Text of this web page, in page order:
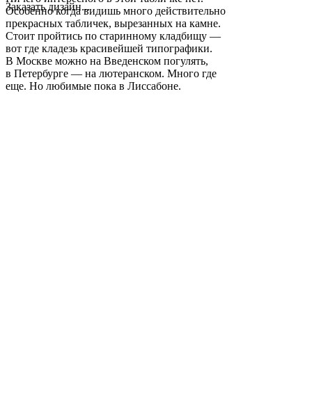
Особенно когда видишь много действительно
прекрасных табличек, вырезанных на камне.
Стоит пройтись по старинному кладбищу —
вот где кладезь красивейшей типографики.
В Москве можно на Введенском погулять,
в Петербурге — на лютеранском. Много где
еще. Но любимые пока в Лиссабоне.
Заказать дизайн...